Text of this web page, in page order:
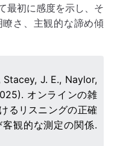
最初に感度を示し、そ
さ、主観的な諦め傾
Stacey, J. E., Naylor,
オンラインの雑
るリスニングの正確
観的な測定の関係.